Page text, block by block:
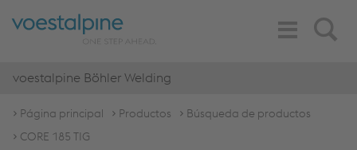
Search
Toggle
Navigation
voestalpine Böhler Welding
Página principal Productos
Búsqueda de productos
CORE 185 TIG